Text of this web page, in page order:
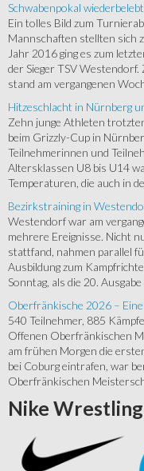
Schwabenpokal
Ein tolles Bild zum
Mannschaften stellten sich
Jahr 2016 ging es zum
der Sieger TSV
stand am vergangenen
Hitzeschlacht in Nürnberg
Zehn junge Athleten
beim Grizzly-Cup in
Teilnehmerinnen und
Altersklassen U8 bis U14
Temperaturen, die auch in
Bezirkstraining in
Westendorf war am
mehrere Ereignisse. Nicht
stattfand, nahmen parallel
Ausbildung zum
Sonntag, als die 20. Ausgabe
Oberfränkische 2026 –
540 Teilnehmer, 885
Offenen Oberfränkischen
am frühen Morgen die
bei Coburg eintrafen, war
Oberfränkischen
Nike Wrestling